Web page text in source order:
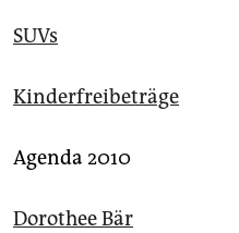
SUVs
Kinderfreibeträge
Agenda 2010
Dorothee Bär